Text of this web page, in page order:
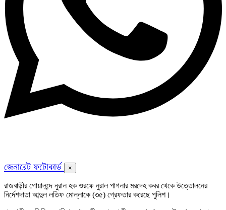
জেনারেট ফটোকার্ড ×
রাজবাড়ীর গোয়ালন্দে নুরাল হক ওরফে নুরাল পাগলার মরদেহ কবর থেকে উত্তোলনের
নির্দেশদাতা আব্দুল লতিফ মোল্লাকে (৩৫) গ্রেফতার করেছে পুলিশ।